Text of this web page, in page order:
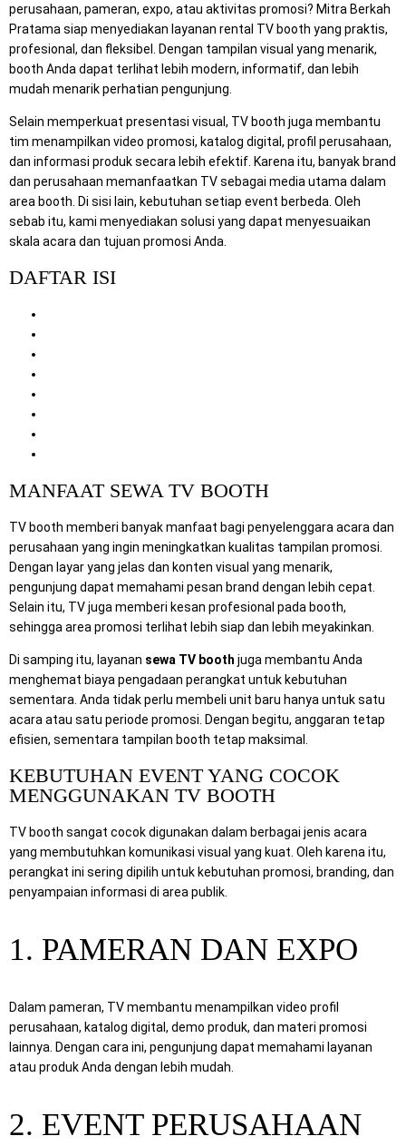
perusahaan, pameran, expo, atau aktivitas promosi? Mitra Berkah
Pratama siap menyediakan layanan rental TV booth yang praktis,
profesional, dan fleksibel. Dengan tampilan visual yang menarik,
booth Anda dapat terlihat lebih modern, informatif, dan lebih
mudah menarik perhatian pengunjung.
Selain memperkuat presentasi visual, TV booth juga membantu
tim menampilkan video promosi, katalog digital, profil perusahaan,
dan informasi produk secara lebih efektif. Karena itu, banyak brand
dan perusahaan memanfaatkan TV sebagai media utama dalam
area booth. Di sisi lain, kebutuhan setiap event berbeda. Oleh
sebab itu, kami menyediakan solusi yang dapat menyesuaikan
skala acara dan tujuan promosi Anda.
DAFTAR ISI
MANFAAT SEWA TV BOOTH
TV booth memberi banyak manfaat bagi penyelenggara acara dan
perusahaan yang ingin meningkatkan kualitas tampilan promosi.
Dengan layar yang jelas dan konten visual yang menarik,
pengunjung dapat memahami pesan brand dengan lebih cepat.
Selain itu, TV juga memberi kesan profesional pada booth,
sehingga area promosi terlihat lebih siap dan lebih meyakinkan.
Di samping itu, layanan sewa TV booth juga membantu Anda
menghemat biaya pengadaan perangkat untuk kebutuhan
sementara. Anda tidak perlu membeli unit baru hanya untuk satu
acara atau satu periode promosi. Dengan begitu, anggaran tetap
efisien, sementara tampilan booth tetap maksimal.
KEBUTUHAN EVENT YANG COCOK
MENGGUNAKAN TV BOOTH
TV booth sangat cocok digunakan dalam berbagai jenis acara
yang membutuhkan komunikasi visual yang kuat. Oleh karena itu,
perangkat ini sering dipilih untuk kebutuhan promosi, branding, dan
penyampaian informasi di area publik.
1. PAMERAN DAN EXPO
Dalam pameran, TV membantu menampilkan video profil
perusahaan, katalog digital, demo produk, dan materi promosi
lainnya. Dengan cara ini, pengunjung dapat memahami layanan
atau produk Anda dengan lebih mudah.
2. EVENT PERUSAHAAN